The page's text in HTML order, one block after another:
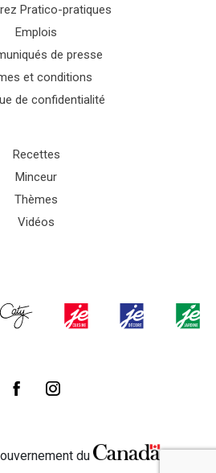
Pratico-pratiques
Emplois
de presse
et conditions
de confidentialité
Recettes
Minceur
Thèmes
Vidéos
du